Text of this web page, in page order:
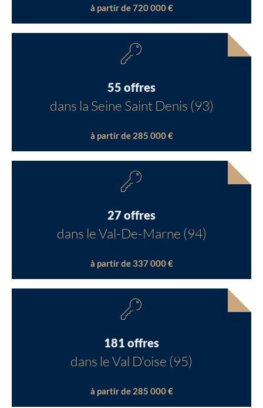
à partir de 720 000 €
55 offres
dans la Seine Saint Denis (93)
à partir de 285 000 €
27 offres
dans le Val-De-Marne (94)
à partir de 337 000 €
181 offres
dans le Val D'oise (95)
à partir de 285 000 €